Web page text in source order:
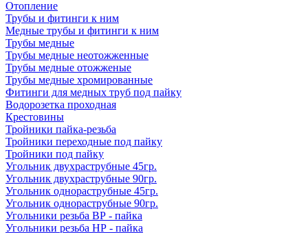
Отопление
Трубы и фитинги к ним
Медные трубы и фитинги к ним
Трубы медные
Трубы медные неотожженные
Трубы медные отожженые
Трубы медные хромированные
Фитинги для медных труб под пайку
Водорозетка проходная
Крестовины
Тройники пайка-резьба
Тройники переходные под пайку
Тройники под пайку
Угольник двухраструбные 45гр.
Угольник двухраструбные 90гр.
Угольник однораструбные 45гр.
Угольник однораструбные 90гр.
Угольники резьба ВР - пайка
Угольники резьба НР - пайка